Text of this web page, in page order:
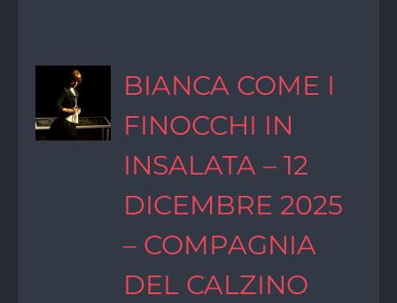
BIANCA COME I
FINOCCHI IN
INSALATA – 12
DICEMBRE 2025
– COMPAGNIA
DEL CALZINO